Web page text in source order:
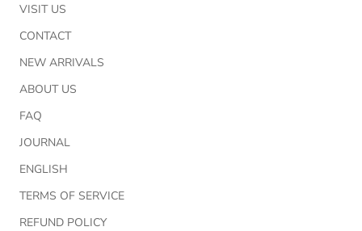
VISIT US
CONTACT
NEW ARRIVALS
ABOUT US
FAQ
JOURNAL
ENGLISH
TERMS OF SERVICE
REFUND POLICY